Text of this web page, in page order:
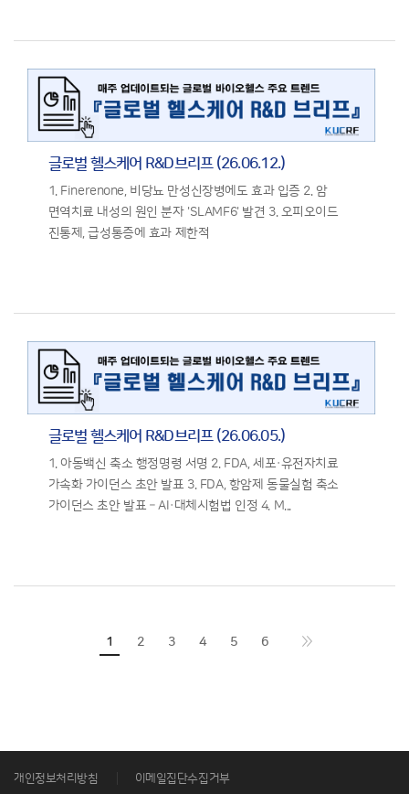
글로벌 헬스케어 R&D브리프 (26.06.12.)
1. Finerenone, 비당뇨 만성신장병에도 효과 입증 2. 암
면역치료 내성의 원인 분자 'SLAMF6' 발견 3. 오피오이드
진통제, 급성통증에 효과 제한적
글로벌 헬스케어 R&D브리프 (26.06.05.)
1. 아동백신 축소 행정명령 서명 2. FDA, 세포·유전자치료
가속화 가이던스 초안 발표 3. FDA, 항암제 동물실험 축소
가이던스 초안 발표 – AI·대체시험법 인정 4. M...
1 2 3 4 5 6
개인정보처리방침 이메일집단수집거부